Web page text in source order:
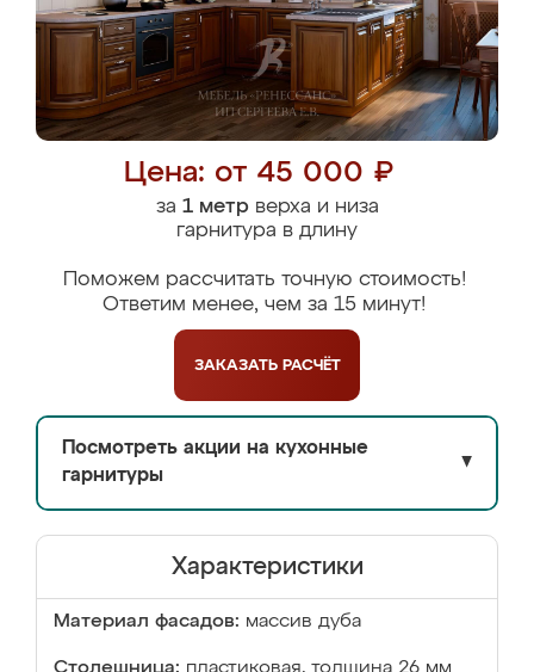
Цена: от 45 000 ₽
за 1 метрверха и низа
гарнитура в длину
Поможем рассчитать точную стоимость!
Ответим менее, чем за 15 минут!
ЗАКАЗАТЬ РАСЧЁТ
Посмотреть акции на кухонные
гарнитуры
▼
Характеристики
Материал фасадов: массив дуба